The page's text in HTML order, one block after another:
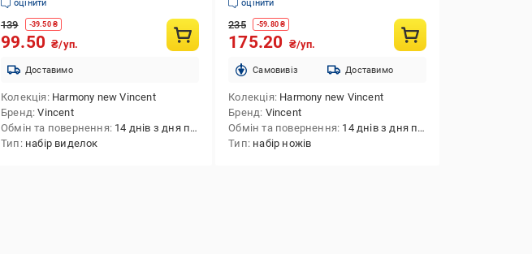
оцінити
139 -39.50₴
99.50 ₴/уп.
Доставимо
Колекція Harmony new Vincent
Бренд Vincent
Обмін та повернення 14 днів з дня покупки
Тип набір виделок
оцінити
235 -59.80₴
175.20 ₴/уп.
Cамовивіз Доставимо
Колекція Harmony new Vincent
Бренд Vincent
Обмін та повернення 14 днів з дня покупки
Тип набір ножів